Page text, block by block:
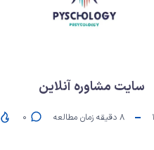
سایت مشاوره آنلاین
۸ دقیقه زمان مطالعه ۰